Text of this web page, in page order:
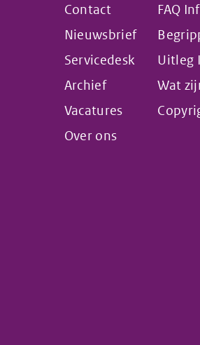
Contact
Nieuwsbrief
Servicedesk
Archief
Vacatures
Over ons
FAQ
Uitleg
Wat